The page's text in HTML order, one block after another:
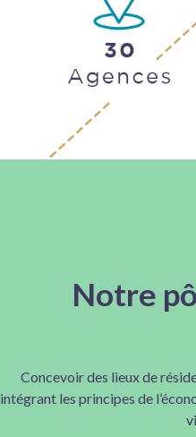
Notre
Concevoir des lieux de
intégrant les principes de